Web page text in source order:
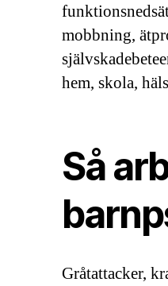
mobbning,
hem, skola,
Så
Gråtattacker,